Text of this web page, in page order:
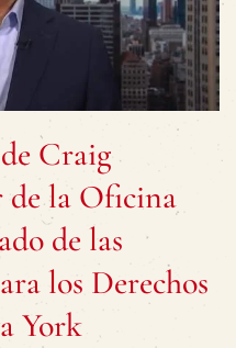
Craig
la Oficina
de las
los Derechos
York